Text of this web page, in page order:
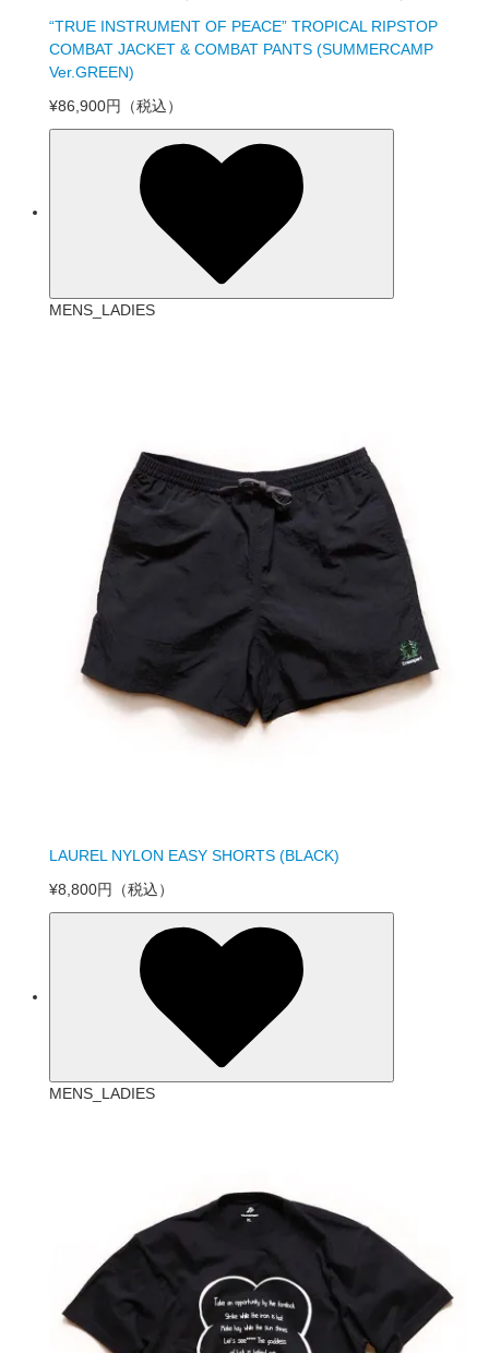
“TRUE INSTRUMENT OF PEACE” TROPICAL RIPSTOP
COMBAT JACKET & COMBAT PANTS (SUMMERCAMP
Ver.GREEN)
¥86,900円
（税込）
MENS_LADIES
LAUREL NYLON EASY SHORTS (BLACK)
¥8,800円
（税込）
MENS_LADIES